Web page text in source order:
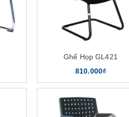
Ghế Họp GL421
810.000₫